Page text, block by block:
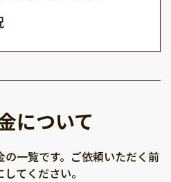
について
一覧です。ご依頼いただく前
てください。